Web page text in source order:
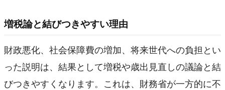
増税論と結びつきやすい理由
財政悪化、社会保障費の増加、将来世代への負担とい
った説明は、結果として増税や歳出見直しの議論と結
びつきやすくなります。これは、財務省が一方的に不